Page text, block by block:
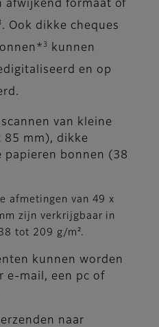
afwijkend formaat of
. Ook dikke cheques
3
kunnen
en op
van kleine
85 mm), dikke
papieren bonnen (38
afmetingen van 49 x
zijn verkrijgbaar in
tot 209 g/m².
kunnen worden
e-mail, een pc of
naar